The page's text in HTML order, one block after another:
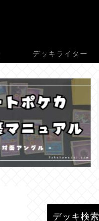
デッキライター
デッキ検索